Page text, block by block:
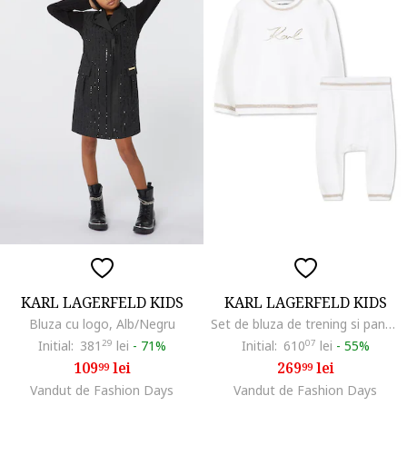
KARL LAGERFELD KIDS
Bluza cu logo, Alb/Negru
Initial: 381 29 lei - 71%
10999lei
Vandut de Fashion Days
KARL LAGERFELD KIDS
Set de bluza de trening si pantaloni din bumbac si casmir, Auriu/Alb murdar
Initial: 61007 lei - 55%
26999lei
Vandut de Fashion Days